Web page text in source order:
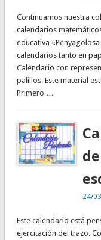
Continuamos nuestra
calendarios
educativa
calendarios tanto en
Calendario con
palillos. Este material
Primero …
24/
Este calendario está
ejercitación del trazo.